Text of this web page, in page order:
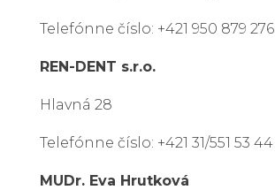
Telefónne číslo: +421 950 879 276
REN-DENT s.r.o.
Hlavná 28
Telefónne číslo: +421 31/551 53 44
MUDr. Eva Hrutková